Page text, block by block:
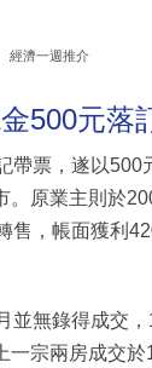
經濟一週推介
500元落
帶票，遂以500
。原業主則於
售，帳面獲利
並無錄得成交
一宗兩房成交